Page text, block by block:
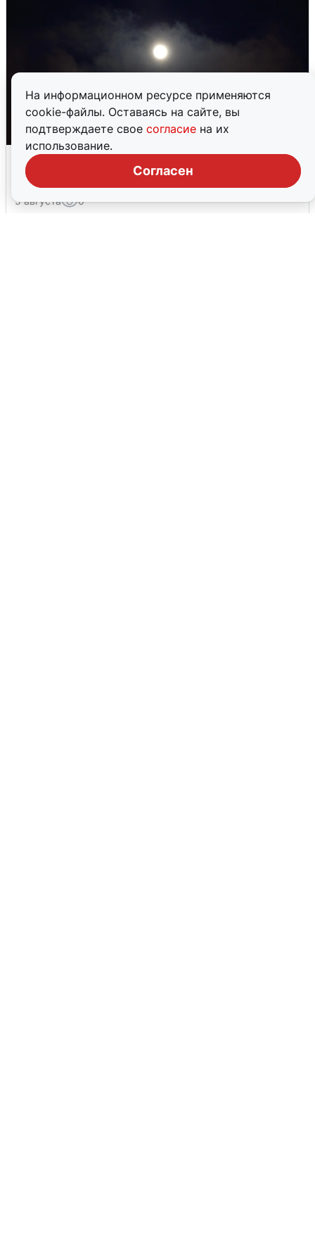
На информационном ресурсе применяются
cookie-файлы. Оставаясь на сайте, вы
подтверждаете свое согласие на их
использование.
Согласен
Взрывы в Воронеже после сигнала
тревоги
5 августа 0